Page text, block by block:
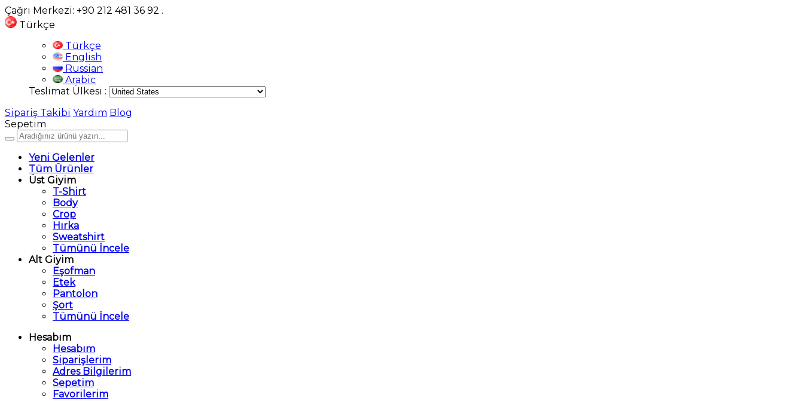
Çağrı Merkezi: +90 212 481 36 92 .
Türkçe
Türkçe
English
Russian
Arabic
Teslimat Ülkesi :
Sipariş Takibi Yardım Blog
Sepetim
Yeni Gelenler
Tüm Ürünler
Üst Giyim
T-Shirt
Body
Crop
Hırka
Sweatshirt
Tümünü İncele
Alt Giyim
Eşofman
Etek
Pantolon
Şort
Tümünü İncele
Hesabım
Hesabım
Siparişlerim
Adres Bilgilerim
Sepetim
Favorilerim